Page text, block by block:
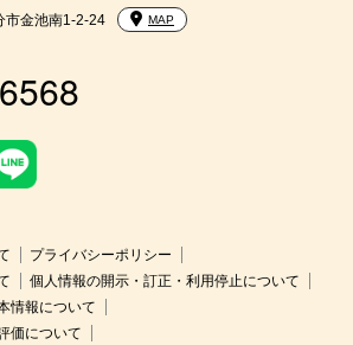
・公務員併願制度
市金池南1-2-24 MAP
プライバシーポリシー
個人情報の開示・訂正・利用停止について
情報について
価について